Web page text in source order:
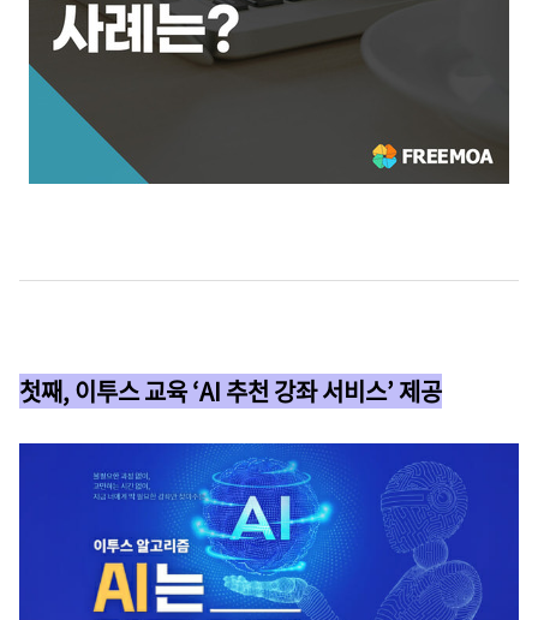
첫째, 이투스 교육 ‘AI 추천 강좌 서비스’ 제공